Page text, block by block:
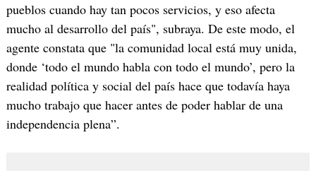
pueblos cuando hay tan pocos servicios, y eso afecta
mucho al desarrollo del país", subraya. De este modo, el
agente constata que "la comunidad local está muy unida,
donde ‘todo el mundo habla con todo el mundo’, pero la
realidad política y social del país hace que todavía haya
mucho trabajo que hacer antes de poder hablar de una
independencia plena”.